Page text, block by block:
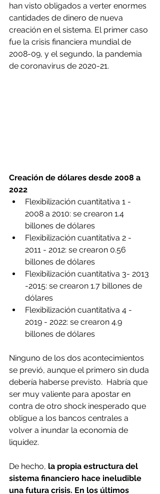
han visto obligados a verter enormes
cantidades de dinero de nueva
creación en el sistema. El primer caso
fue la crisis financiera mundial de
2008-09, y el segundo, la pandemia
de coronavirus de 2020-21.
Creación de dólares desde 2008 a
2022
Flexibilización cuantitativa 1 -
2008 a 2010: se crearon 1.4
billones de dólares
Flexibilización cuantitativa 2 -
2011 - 2012: se crearon 0.56
billones de dólares
Flexibilización cuantitativa 3- 2013
-2015: se crearon 1.7 billones de
dólares
Flexibilización cuantitativa 4 -
2019 - 2022: se crearon 4.9
billones de dólares
Ninguno de los dos acontecimientos
se previó, aunque el primero sin duda
debería haberse previsto.  Habría que
ser muy valiente para apostar en
contra de otro shock inesperado que
obligue a los bancos centrales a
volver a inundar la economía de
liquidez.
De hecho, la propia estructura del
sistema financiero hace ineludible
una futura crisis. En los últimos